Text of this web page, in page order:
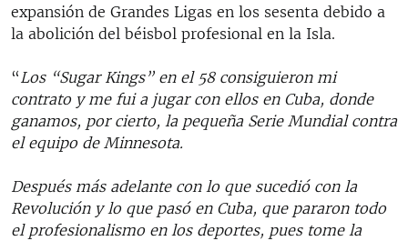
expansión de Grandes Ligas en los sesenta debido a
la abolición del béisbol profesional en la Isla.
“ Los “Sugar Kings” en el 58 consiguieron mi
contrato y me fui a jugar con ellos en Cuba, donde
ganamos, por cierto, la pequeña Serie Mundial contra
el equipo de Minnesota.
Después más adelante con lo que sucedió con la
Revolución y lo que pasó en Cuba, que pararon todo
el profesionalismo en los deportes, pues tome la